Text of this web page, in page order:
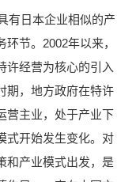
有日本企业相似的产
节。2002年以来，
许经营为核心的引入
期，地方政府在特许
营主业，处于产业下
式开始发生变化。对
和产业模式出发，是